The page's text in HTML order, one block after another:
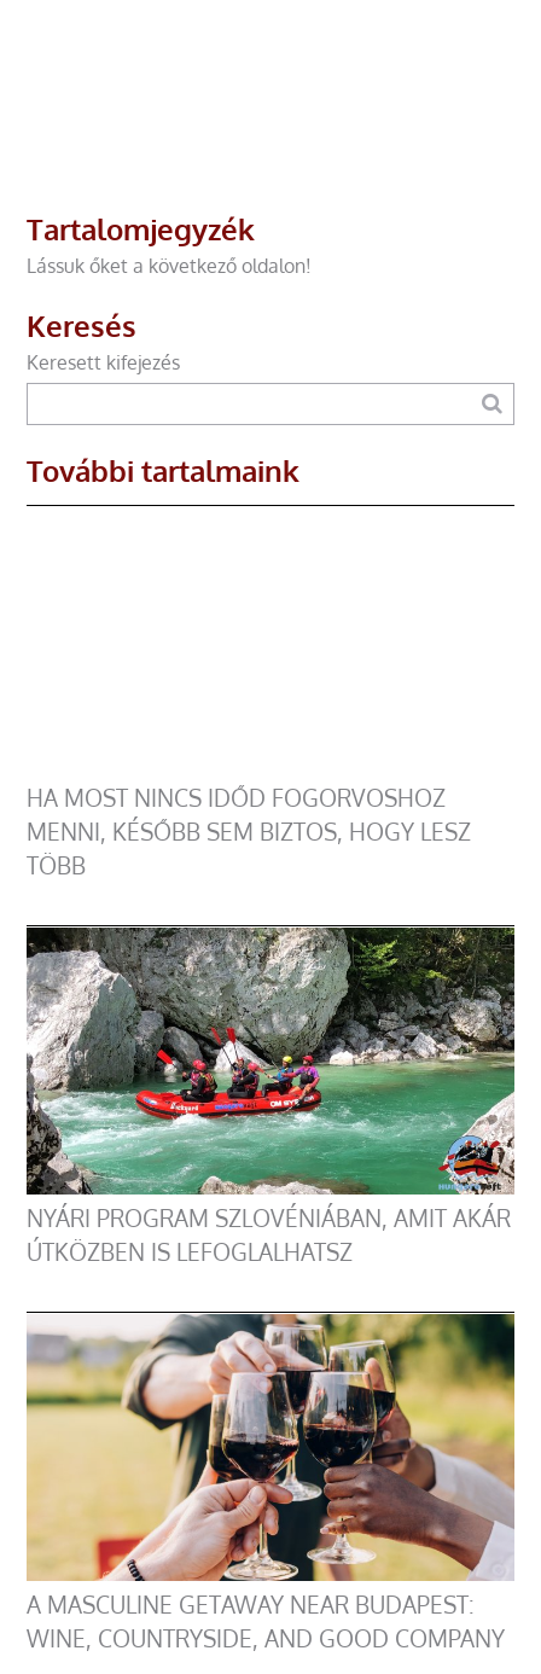
Tartalomjegyzék
Lássuk őket a következő oldalon!
Keresés
Keresett kifejezés
További tartalmaink
HA MOST NINCS IDŐD FOGORVOSHOZ
MENNI, KÉSŐBB SEM BIZTOS, HOGY LESZ
TÖBB
NYÁRI PROGRAM SZLOVÉNIÁBAN, AMIT AKÁR
ÚTKÖZBEN IS LEFOGLALHATSZ
A MASCULINE GETAWAY NEAR BUDAPEST:
WINE, COUNTRYSIDE, AND GOOD COMPANY